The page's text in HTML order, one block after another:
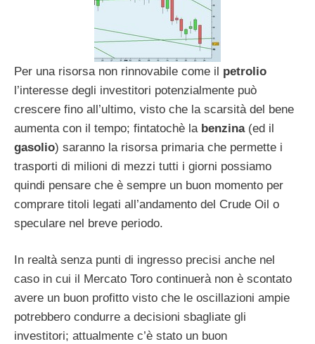
Per una risorsa non rinnovabile come il petrolio
l’interesse degli investitori potenzialmente può
crescere fino all’ultimo, visto che la scarsità del bene
aumenta con il tempo; fintatochè la benzina (ed il
gasolio) saranno la risorsa primaria che permette i
trasporti di milioni di mezzi tutti i giorni possiamo
quindi pensare che è sempre un buon momento per
comprare titoli legati all’andamento del Crude Oil o
speculare nel breve periodo.
In realtà senza punti di ingresso precisi anche nel
caso in cui il Mercato Toro continuerà non è scontato
avere un buon profitto visto che le oscillazioni ampie
potrebbero condurre a decisioni sbagliate gli
investitori; attualmente c’è stato un buon